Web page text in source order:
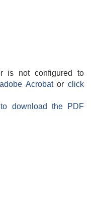
is not configured to
Acrobatorclick
download the PDF